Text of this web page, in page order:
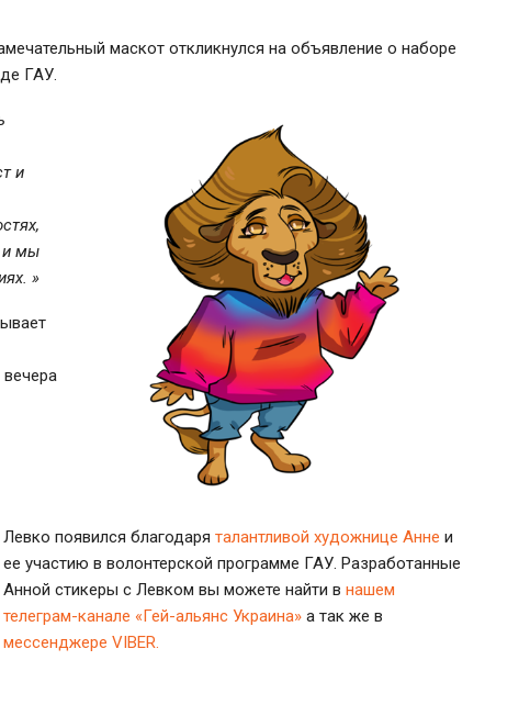
маскот откликнулся на объявление о наборе
ГАУ.
и
и мы
»
Левко появился благодаря талантливой художнице Анне и
ее участию в волонтерской программе ГАУ. Разработанные
Анной стикеры с Левком вы можете найти в нашем
телеграм-канале «Гей-альянс Украина» а так же в
мессенджере VIBER.